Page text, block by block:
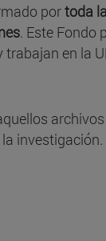
portoda
. Este Fondo
en la
investigación.